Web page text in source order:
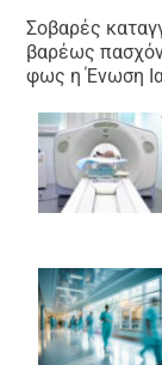
Σοβαρές
βαρέως
φως η Ένωση